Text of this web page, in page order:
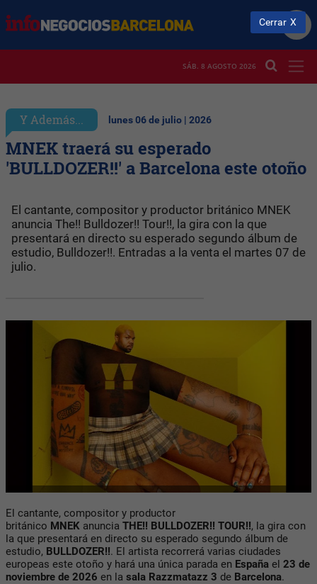
SÁB. 8 AGOSTO 2026
Y Además... lunes 06 de julio | 2026
MNEK traerá su esperado
'BULLDOZER!!' a Barcelona este otoño
El cantante, compositor y productor británico MNEK
anuncia The!! Bulldozer!! Tour!!, la gira con la que
presentará en directo su esperado segundo álbum de
estudio, Bulldozer!!. Entradas a la venta el martes 07 de
julio.
El cantante, compositor y productor
británico MNEK anuncia THE!! BULLDOZER!! TOUR!!, la gira con
la que presentará en directo su esperado segundo álbum de
estudio, BULLDOZER!!. El artista recorrerá varias ciudades
europeas este otoño y hará una única parada en España el 23 de
noviembre de 2026 en la sala Razzmatazz 3 de Barcelona.
Cerrar